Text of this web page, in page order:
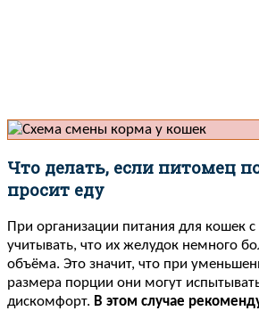
Что делать, если питомец
просит еду
При организации питания для кошек
учитывать, что их желудок немного
объёма. Это значит, что при
размера порции они могут
дискомфорт. В этом случае